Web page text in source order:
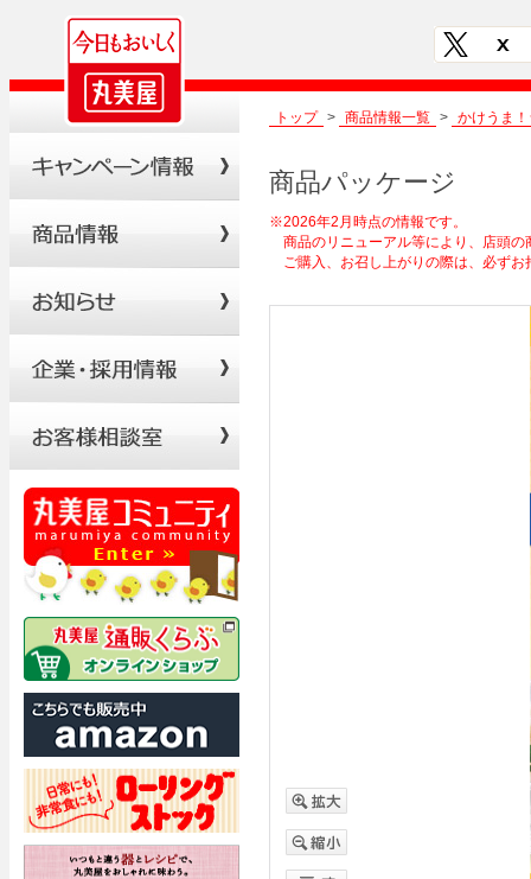
トップ > 商品情報一覧 > かけうま
商品パッケージ
※2026年2月時点の情報です。
商品のリニューアル等により、店頭の
ご購入、お召し上がりの際は、必ずお